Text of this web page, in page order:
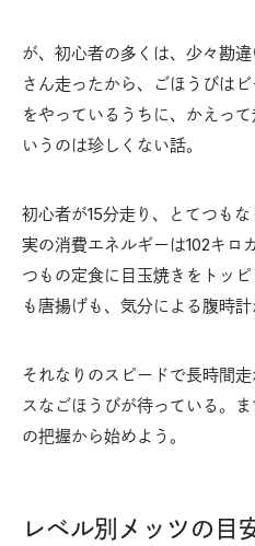
が、初心者の多くは、少々勘
さん走ったから、ごほうびは
をやっているうちに、かえっ
いうのは珍しくない話。
初心者が15分走り、とてつも
実の消費エネルギーは102キロ
つもの定食に目玉焼きをトッ
も唐揚げも、気分による腹時
それなりのスピードで長時間
スなごほうびが待っている。
の把握から始めよう。
レベル別メッツの目